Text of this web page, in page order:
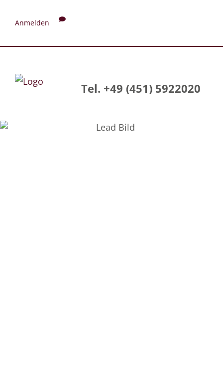
Anmelden
Tel. +49 (451) 5922020